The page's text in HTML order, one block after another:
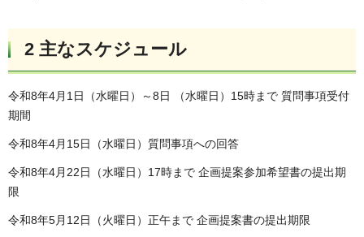
2 主なスケジュール
令和8年4月1日（水曜日）～8日 （水曜日）15時まで 質問事項受付
期間
令和8年4月15日（水曜日）質問事項への回答
令和8年4月22日（水曜日）17時まで 企画提案参加希望書の提出期
限
令和8年5月12日（火曜日）正午まで 企画提案書の提出期限